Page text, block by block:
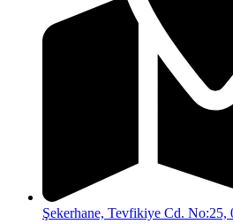
Şekerhane, Tevfikiye Cd. No:25,